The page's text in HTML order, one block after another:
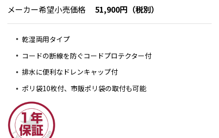
メーカー希望小売価格 51,900円（税別）
乾湿両用タイプ
コードの断線を防ぐコードプロテクター付
排水に便利なドレンキャップ付
ポリ袋10枚付、市販ポリ袋の取付も可能